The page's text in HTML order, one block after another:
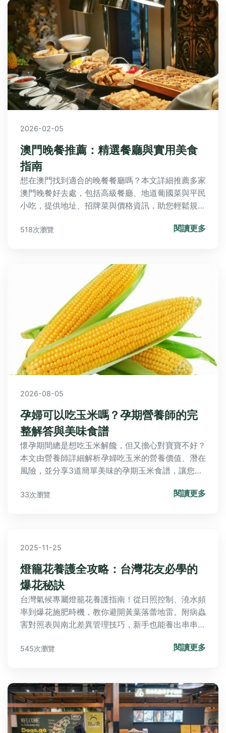
2026-02-05
澳門晚餐推薦：精選餐廳與實用美食
指南
想在澳門找到適合的晚餐餐廳嗎？本文詳細推薦多家
澳門晚餐好去處，包括高級餐廳、地道葡國菜與平民
小吃，提供地址、招牌菜與價格資訊，助您輕鬆規劃
518次瀏覽 閱讀更多
2026-08-05
孕婦可以吃玉米嗎？孕期營養師的完
整解答與美味食譜
懷孕期間總是想吃玉米解饞，但又擔心對寶寶不好？
本文由營養師詳細解析孕婦吃玉米的營養價值、潛在
風險，並分享3道簡單美味的孕期玉米食譜，讓您吃
33次瀏覽 閱讀更多
2025-11-25
燈籠花養護全攻略：台灣花友必學的
爆花秘訣
台灣氣候專屬燈籠花養護指南！從日照控制、澆水頻
率到爆花施肥時機，教你避開黃葉落蕾地雷。附病蟲
害對照表與南北差異管理技巧，新手也能養出串串燈
545次瀏覽 閱讀更多